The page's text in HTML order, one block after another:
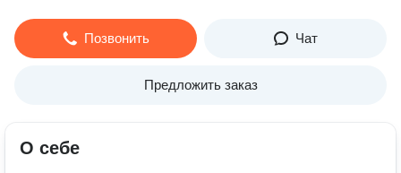
Позвонить Чат
Предложить заказ
О себе